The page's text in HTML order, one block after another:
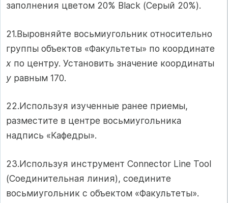
заполнения цветом 20% Black (Серый 20%).
21.Выровняйте восьмиугольник относительно
группы объектов «Факультеты» по координате
х по центру. Установить значение координаты
у равным 170.
22.Используя изученные ранее приемы,
разместите в центре восьмиугольника
надпись «Кафедры».
23.Используя инструмент Connector Line Tool
(Соединительная линия), соедините
восьмиугольник с объектом «Факультеты».